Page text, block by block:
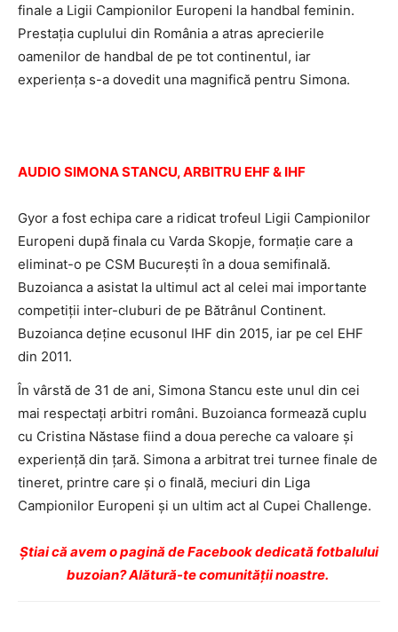
finale a Ligii Campionilor Europeni la handbal feminin.
Prestaţia cuplului din România a atras aprecierile
oamenilor de handbal de pe tot continentul, iar
experienţa s-a dovedit una magnifică pentru Simona.
AUDIO SIMONA STANCU, ARBITRU EHF & IHF
Gyor a fost echipa care a ridicat trofeul Ligii Campionilor
Europeni după finala cu Varda Skopje, formaţie care a
eliminat-o pe CSM Bucureşti în a doua semifinală.
Buzoianca a asistat la ultimul act al celei mai importante
competiţii inter-cluburi de pe Bătrânul Continent.
Buzoianca deţine ecusonul IHF din 2015, iar pe cel EHF
din 2011.
În vârstă de 31 de ani, Simona Stancu este unul din cei
mai respectaţi arbitri români. Buzoianca formează cuplu
cu Cristina Năstase fiind a doua pereche ca valoare şi
experienţă din ţară. Simona a arbitrat trei turnee finale de
tineret, printre care şi o finală, meciuri din Liga
Campionilor Europeni şi un ultim act al Cupei Challenge.
Ştiai că avem o pagină de Facebook dedicată fotbalului
buzoian? Alătură-te comunității noastre.